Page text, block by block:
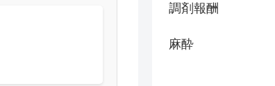
調剤報酬
麻酔